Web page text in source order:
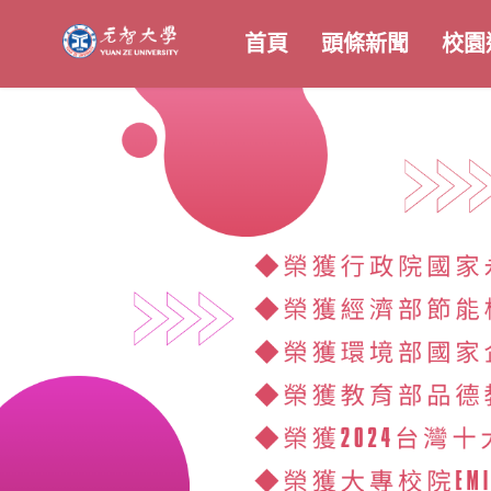
首頁 頭條新聞 校